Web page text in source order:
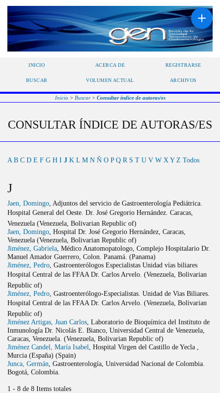
INICIO ACERCA DE REGISTRARSE
BUSCAR VOLUMEN ACTUAL ARCHIVOS
Inicio> Buscar> Consultar índice de autoras/es
CONSULTAR ÍNDICE DE AUTORAS/ES
A B C D E F G H I J K L M N Ñ O P Q R S T U V W XY Z Todos
J
Jaen, Domingo , Adjuntos del servicio de Gastroenterología Pediátrica.
Hospital General del Oeste. Dr. José Gregorio Hernández. Caracas,
Venezuela (Venezuela, Bolivarian Republic of)
Jaen, Domingo , Hospital Dr. José Gregorio Hernández, Caracas,
Venezuela (Venezuela, Bolivarian Republic of)
Jiménez, Gabriela , Médico Anatomopatologo, Complejo Hospitalario Dr.
Manuel Amador Guerrero, Colon. Panamá. (Panama)
Jiménez, Pedro , Gastroenterólogos Especialistas Unidad vías biliares
Hospital Central de las FFAA Dr. Carlos Arvelo. (Venezuela, Bolivarian
Republic of)
Jiménez, Pedro , Gastroenterólogo-Especialistas. Unidad de Vias Biliares.
Hospital Central de las FFAA Dr. Carlos Arvelo. (Venezuela, Bolivarian
Republic of)
Jiménez Artigas, Juan Carlos , Laboratorio de Bioquímica del Instituto de
Inmunología Dr. Nicolás E. Bianco, Universidad Central de Venezuela,
Caracas, Venezuela. (Venezuela, Bolivarian Republic of)
Jiménez Candel, María Isabel , Hospital Virgen del Castillo de Yecla ,
Murcia (España) (Spain)
Junca, Germán , Gastroenterología, Universidad Nacional de Colombia.
Bogotá, Colombia.
1 - 8 de 8 Items totales